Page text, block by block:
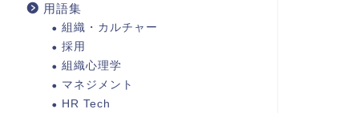
用語集
組織・カルチャー
採用
組織心理学
マネジメント
HR Tech